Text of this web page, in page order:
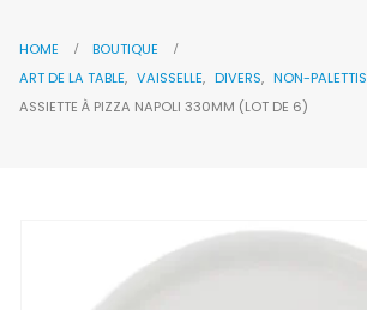
HOME
BOUTIQUE
ART DE LA TABLE, VAISSELLE, DIVERS, NON-
ASSIETTE À PIZZA NAPOLI 330MM (LOT DE 6)